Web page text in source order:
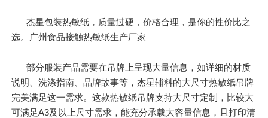
杰星包装热敏纸，质量过硬，价格合理，是你的性价比之
选。广州食品接触热敏纸生产厂家
部分服装产品需要在吊牌上呈现大量信息，如详细的材质
说明、洗涤指南、品牌故事等，杰星辅料的大尺寸热敏纸吊牌
完美满足这一需求。这款热敏纸吊牌支持大尺寸定制，比较大
可满足A3及以上尺寸需求，能充分承载大容量信息，且打印清